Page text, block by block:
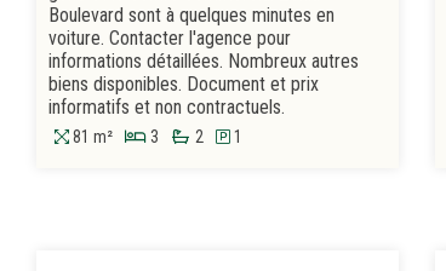
Boulevard sont à quelques minutes en
voiture. Contacter l'agence pour
informations détaillées. Nombreux autres
biens disponibles. Document et prix
informatifs et non contractuels.
81 m² 3 2 1